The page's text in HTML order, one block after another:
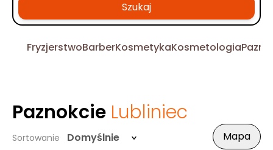
Szukaj
FryzjerstwoBarberKosmetykaKosmetologia
Paznokcie Lubliniec
Sortowanie Domyślnie Mapa